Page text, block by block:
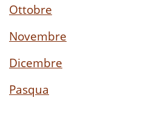
Ottobre
Novembre
Dicembre
Pasqua